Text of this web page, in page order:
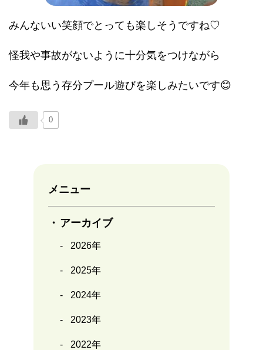
メニュー
アーカイブ
2026年
2025年
2024年
2023年
2022年
みんないい笑顔でとっても楽しそうですね♡
怪我や事故がないように十分気をつけながら
今年も思う存分プール遊びを楽しみたいです😊
0